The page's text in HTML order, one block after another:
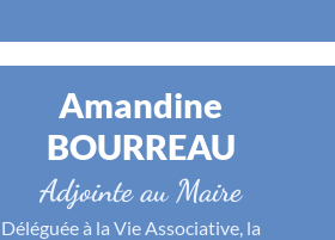
Amandine
BOURREAU
Adjointe au Maire
Déléguée à la Vie Associative, la